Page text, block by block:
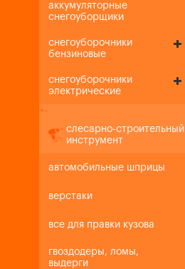
аккумуляторные
снегоуборщики
снегоуборочники
бензиновые
снегоуборочники
электрические
+-
слесарно-строительный
инструмент
автомобильные шприцы
верстаки
все для правки кузова
гвоздодеры, ломы,
выдерги